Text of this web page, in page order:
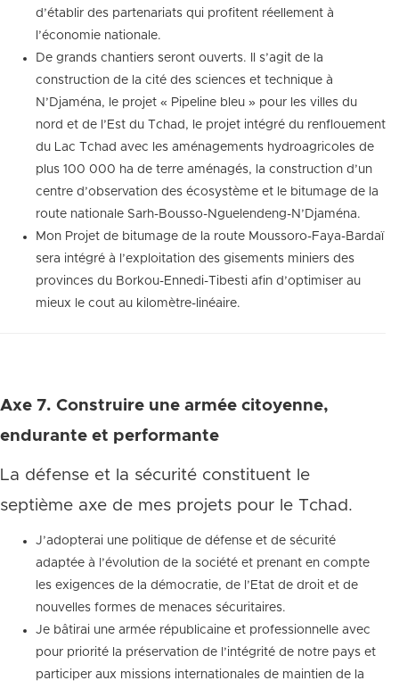
d’établir des partenariats qui profitent réellement à
l’économie nationale.
De grands chantiers seront ouverts. Il s’agit de la
construction de la cité des sciences et technique à
N’Djaména, le projet « Pipeline bleu » pour les villes du
nord et de l’Est du Tchad, le projet intégré du renflouement
du Lac Tchad avec les aménagements hydroagricoles de
plus 100 000 ha de terre aménagés, la construction d’un
centre d’observation des écosystème et le bitumage de la
route nationale Sarh-Bousso-Nguelendeng-N’Djaména.
Mon Projet de bitumage de la route Moussoro-Faya-Bardaï
sera intégré à l’exploitation des gisements miniers des
provinces du Borkou-Ennedi-Tibesti afin d’optimiser au
mieux le cout au kilomètre-linéaire.
Axe 7. Construire une armée citoyenne,
endurante et performante
La défense et la sécurité constituent le
septième axe de mes projets pour le Tchad.
J’adopterai une politique de défense et de sécurité
adaptée à l’évolution de la société et prenant en compte
les exigences de la démocratie, de l’Etat de droit et de
nouvelles formes de menaces sécuritaires.
Je bâtirai une armée républicaine et professionnelle avec
pour priorité la préservation de l’intégrité de notre pays et
participer aux missions internationales de maintien de la